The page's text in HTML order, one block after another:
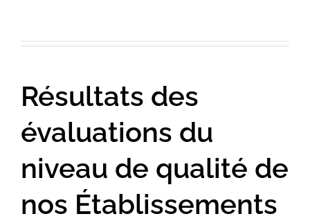
Résultats des
évaluations du
niveau de qualité de
nos Établissements